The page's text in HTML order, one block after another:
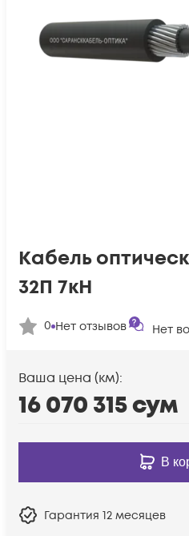
Кабель
32П 7кН
0 Нет отзывов Нет
Ваша цена (км):
16 070 315сум
В
Гарантия 12 месяцев